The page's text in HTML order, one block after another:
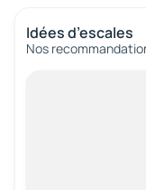
Idées d’escales
Nos